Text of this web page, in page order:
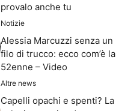
provalo anche tu
Notizie
Alessia Marcuzzi senza un
filo di trucco: ecco com’è la
52enne – Video
Altre news
Capelli opachi e spenti? La